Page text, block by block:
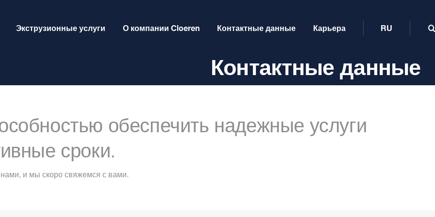
Экструзионные услуги О компании Cloeren Контактные данные Карьера RU
Контактные данные
обеспечить надежные услуги
сроки.
и мы скоро свяжемся с вами.